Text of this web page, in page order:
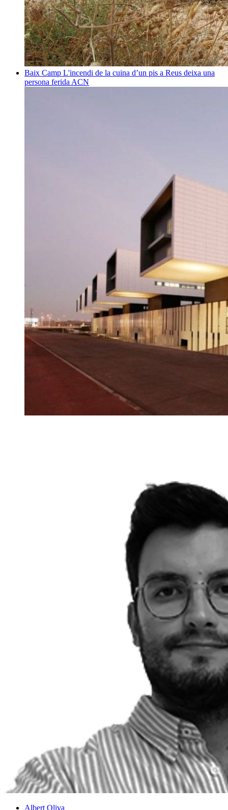
Baix Camp L'incendi de la cuina d’un pis a Reus deixa una
persona ferida ACN
Albert Oliva